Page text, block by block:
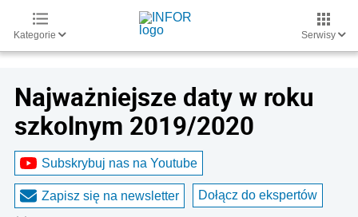
Kategorie Serwisy
Najważniejsze daty w roku
szkolnym 2019/2020
Subskrybuj nas na Youtube
Zapisz się na newsletter Dołącz do ekspertów